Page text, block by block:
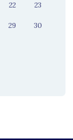
22 23
29 30